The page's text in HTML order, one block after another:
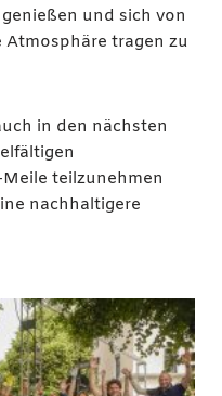
und sich von
tragen zu
in den nächsten
teilzunehmen
nachhaltigere